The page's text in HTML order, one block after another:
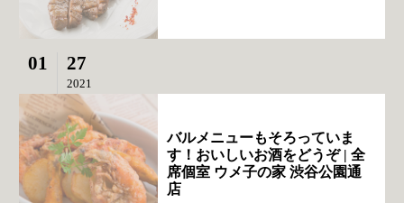
01 27
2021
バルメニューもそろっていま
す！おいしいお酒をどうぞ | 全
席個室 ウメ子の家 渋谷公園通
店